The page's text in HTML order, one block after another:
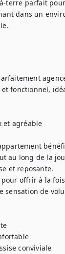
terre parfait
dans un
fonctionnel,
et agréable
au long de la
et reposante.
pour offrir à la
sensation de
conviviale